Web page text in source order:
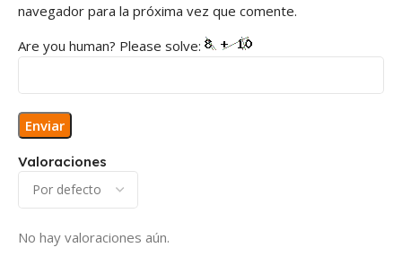
Valoraciones
No hay valoraciones aún.
navegador para la próxima vez que comente.
Are you human? Please solve: